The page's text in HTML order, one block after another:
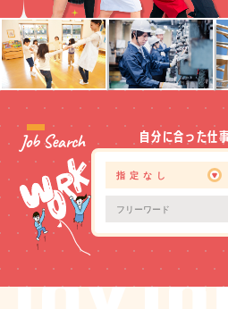
Job Search 自分に合った仕